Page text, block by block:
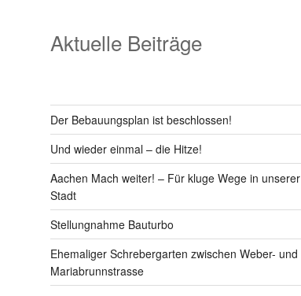
Aktuelle Beiträge
Der Bebauungsplan ist beschlossen!
Und wieder einmal – die Hitze!
Aachen Mach weiter! – Für kluge Wege in unserer
Stadt
Stellungnahme Bauturbo
Ehemaliger Schrebergarten zwischen Weber- und
Mariabrunnstrasse